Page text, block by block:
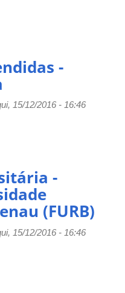
-
15/12/2016 - 16:46
-
(FURB)
15/12/2016 - 16:46